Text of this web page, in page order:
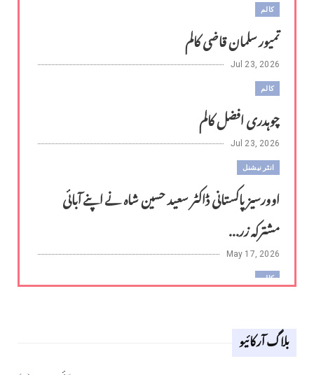
کالم
تمیور سلمان قاضی کالم
Jul 23, 2026
کالم
چوہدری افضل کالم
Jul 23, 2026
انٹر نیشنل
اوورسیز پاکستانی ڈاکٹر سعید حسین شاہ نے اپنے آبائی
مشترکہ زر...
May 17, 2026
کالم
Apr 18, 2026
بلاگ آرکائیو